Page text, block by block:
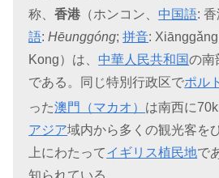
称、香港 （ホンコン、 中国語:香
語:Hēunggóng;拼音: Xiānggǎng
Kong）は、 中華人民共和国の南
である。同じ特別行政区でポル
った澳門（マカオ） は南西に
アジア域内から多くの観光客を
上にわたってイギリス植民地で